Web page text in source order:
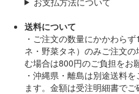
送料について
・ご注文の数量にかかわら
ネ・野菜タネ）のみご注文
む場合は800円のご負担をお
・沖縄県・離島は別途送料
ます。金額は受注明細書でご